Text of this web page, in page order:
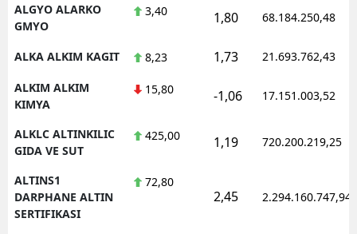
ALGYO ALARKO
GMYO
3,40 1,80 68.184.250,48
ALKA ALKIM KAGIT 8,23 1,73 21.693.762,43
ALKIM ALKIM
KIMYA
15,80 -1,06 17.151.003,52
ALKLC ALTINKILIC
GIDA VE SUT
425,00 1,19 720.200.219,25
ALTINS1
DARPHANE ALTIN
SERTIFIKASI
72,80
2,45 2.294.160.747,94